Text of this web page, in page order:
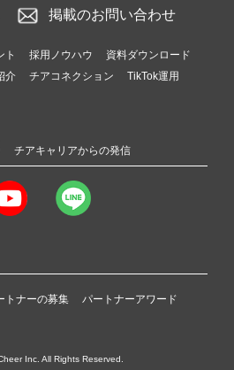
掲載のお問い合わせ
ト 採用ノウハウ
資料ダウンロード
介 チアコネクション
TikTok運用
チアキャリアからの発信
トナーの募集 パートナーアワード
Inc. All Rights Reserved.